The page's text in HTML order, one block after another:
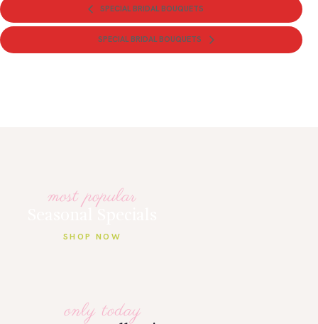
SPECIAL BRIDAL BOUQUETS
SPECIAL BRIDAL BOUQUETS
most popular
SHOP NOW
only today